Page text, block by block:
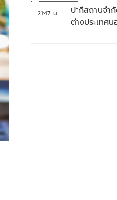
21:47 น.
ปากีสถานจำ
ต่างประเทศ